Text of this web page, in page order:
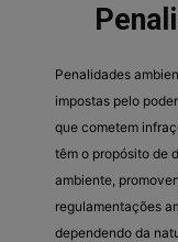
Penalidades
impostas pelo
que cometem
têm o propósito de
ambiente,
regulamentações
dependendo da